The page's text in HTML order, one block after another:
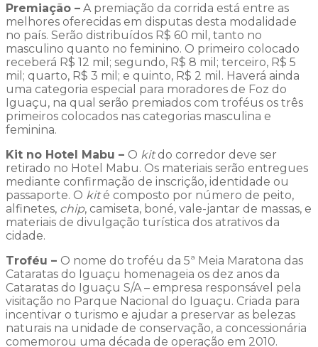
Premiação – A premiação da corrida está entre as
melhores oferecidas em disputas desta modalidade
no país. Serão distribuídos R$ 60 mil, tanto no
masculino quanto no feminino. O primeiro colocado
receberá R$ 12 mil; segundo, R$ 8 mil; terceiro, R$ 5
mil; quarto, R$ 3 mil; e quinto, R$ 2 mil. Haverá ainda
uma categoria especial para moradores de Foz do
Iguaçu, na qual serão premiados com troféus os três
primeiros colocados nas categorias masculina e
feminina.
Kit no Hotel Mabu – O kitdo corredor deve ser
retirado no Hotel Mabu. Os materiais serão entregues
mediante confirmação de inscrição, identidade ou
passaporte. O kité composto por número de peito,
alfinetes, chip, camiseta, boné, vale-jantar de massas, e
materiais de divulgação turística dos atrativos da
cidade.
Troféu – O nome do troféu da 5ª Meia Maratona das
Cataratas do Iguaçu homenageia os dez anos da
Cataratas do Iguaçu S/A – empresa responsável pela
visitação no Parque Nacional do Iguaçu. Criada para
incentivar o turismo e ajudar a preservar as belezas
naturais na unidade de conservação, a concessionária
comemorou uma década de operação em 2010.